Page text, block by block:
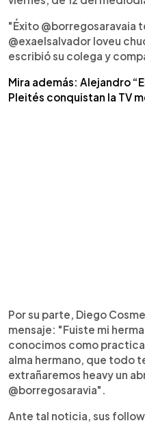
"Éxito @borregosaravaia
@exaelsalvador loveu
escribió su colega y
Mira además: Alejandro
Pleités conquistan la TV
Por su parte, Diego
mensaje: "Fuiste mi
conocimos como
alma hermano, que todo
extrañaremos heavy un
@borregosaravia".
Ante tal noticia, sus